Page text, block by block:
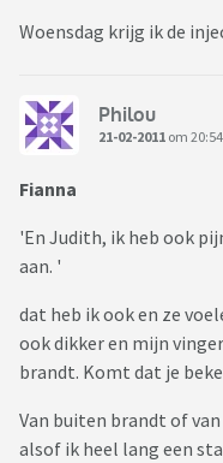
Woensdag krijg ik de
Philou
21-02-2011 om 20:54
Fianna
'En Judith, ik heb ook
aan. '
dat heb ik ook en ze
ook dikker en mijn
brandt. Komt dat je
Van buiten brandt of
alsof ik heel lang een